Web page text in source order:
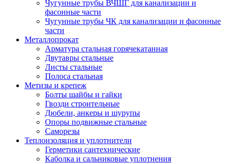
Чугунные трубы ВЧШГ для канализации и
фасонные части
Чугунные трубы ЧК для канализации и фасонные
части
Металлопрокат
Арматура стальная горячекатанная
Двутавры стальные
Листы стальные
Полоса стальная
Метизы и крепеж
Болты шайбы и гайки
Гвозди строительные
Дюбели, анкеры и шурупы
Опоры подвижные стальные
Саморезы
Теплоизоляция и уплотнители
Герметики сантехнические
Каболка и сальниковые уплотнения